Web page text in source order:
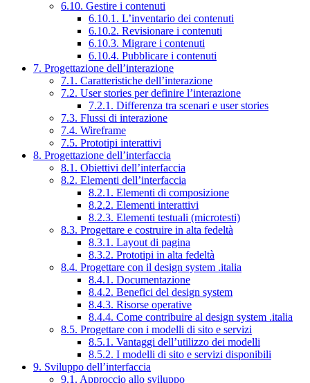
6.10. Gestire i contenuti
6.10.1. L’inventario dei contenuti
6.10.2. Revisionare i contenuti
6.10.3. Migrare i contenuti
6.10.4. Pubblicare i contenuti
7. Progettazione dell’interazione
7.1. Caratteristiche dell’interazione
7.2. User stories per definire l’interazione
7.2.1. Differenza tra scenari e user stories
7.3. Flussi di interazione
7.4. Wireframe
7.5. Prototipi interattivi
8. Progettazione dell’interfaccia
8.1. Obiettivi dell’interfaccia
8.2. Elementi dell’interfaccia
8.2.1. Elementi di composizione
8.2.2. Elementi interattivi
8.2.3. Elementi testuali (microtesti)
8.3. Progettare e costruire in alta fedeltà
8.3.1. Layout di pagina
8.3.2. Prototipi in alta fedeltà
8.4. Progettare con il design system .italia
8.4.1. Documentazione
8.4.2. Benefici del design system
8.4.3. Risorse operative
8.4.4. Come contribuire al design system .italia
8.5. Progettare con i modelli di sito e servizi
8.5.1. Vantaggi dell’utilizzo dei modelli
8.5.2. I modelli di sito e servizi disponibili
9. Sviluppo dell’interfaccia
9.1. Approccio allo sviluppo